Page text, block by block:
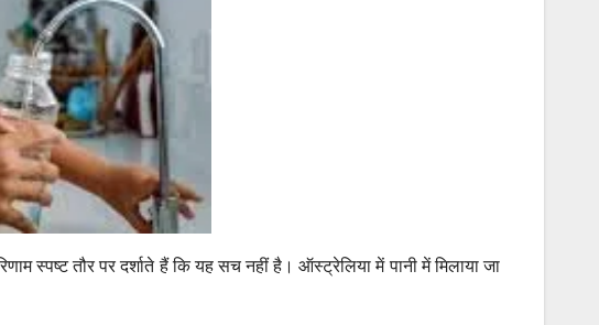
स्पष्ट तौर पर दर्शाते हैं कि यह सच नहीं है। ऑस्ट्रेलिया में पानी में मिलाया जा